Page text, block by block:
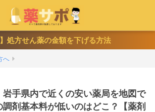
】処方せん薬の金額を下げる方法
へ
岩手県内で近くの安い薬局を地図で
剤基本料が低いのはどこ？【薬剤